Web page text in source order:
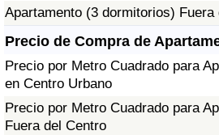
Apartamento (3 dormitorios) Fuera
Precio de Compra de
Precio por Metro Cuadrado para
en Centro Urbano
Precio por Metro Cuadrado para
Fuera del Centro